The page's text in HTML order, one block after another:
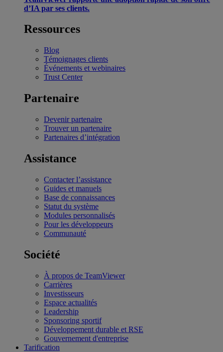
d’IA par ses clients.
Ressources
Blog
Témoignages clients
Événements et webinaires
Trust Center
Partenaire
Devenir partenaire
Trouver un partenaire
Partenaires d’intégration
Assistance
Contacter l’assistance
Guides et manuels
Base de connaissances
Statut du système
Modules personnalisés
Pour les développeurs
Communauté
Société
À propos de TeamViewer
Carrières
Investisseurs
Espace actualités
Leadership
Sponsoring sportif
Développement durable et RSE
Gouvernement d'entreprise
Tarification